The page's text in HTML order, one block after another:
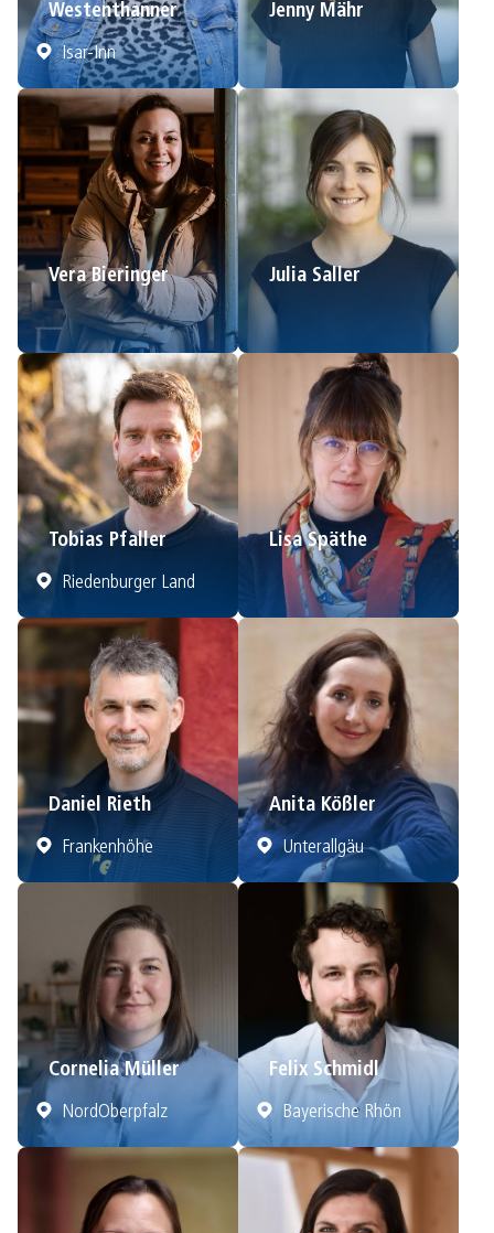
Westenthanner
Isar-Inn
Jenny Mähr
Vera Bieringer Julia Saller
Tobias Pfaller
Riedenburger Land
Lisa Späthe
Daniel Rieth
Frankenhöhe
Anita Kößler
Unterallgäu
Cornelia Müller
NordOberpfalz
Felix Schmidl
Bayerische Rhön